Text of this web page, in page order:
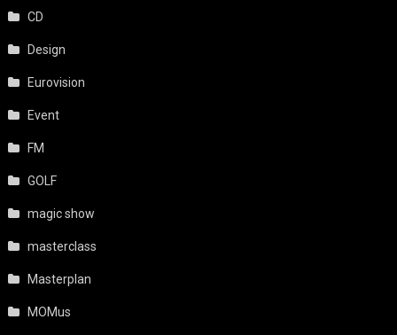
CD
Design
Eurovision
Event
FM
GOLF
magic show
masterclass
Masterplan
MOMus